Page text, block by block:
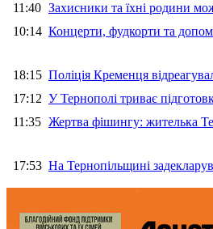
11:40 Захисники та їхні родини
10:14 Концерти, фудкорти та
18:15 Поліція Кременця
17:12 У Тернополі триває
11:35 Жертва фішингу: жителька
17:53 На Тернопільщині